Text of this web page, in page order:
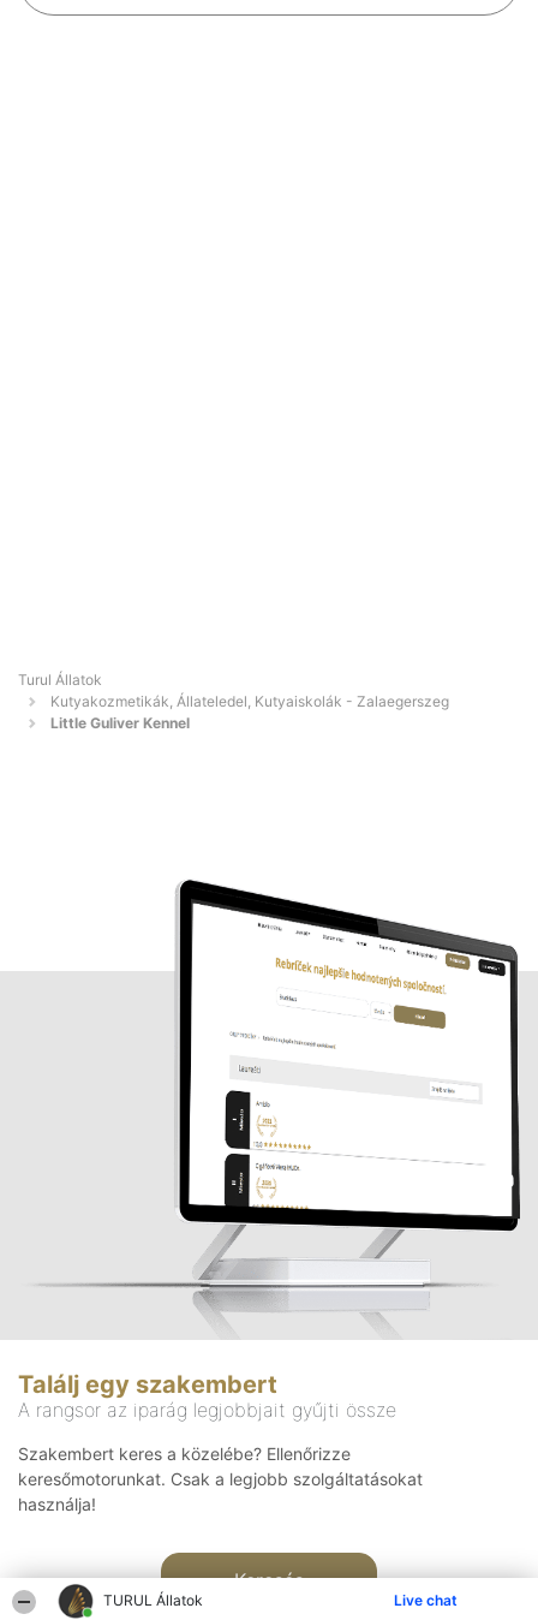
TURUL Állatok Live chat
Turul Állatok
Kutyakozmetikák, Állateledel, Kutyaiskolák - Zalaegerszeg
Little Guliver Kennel
Találj egy szakembert
A rangsor az iparág legjobbjait gyűjti össze
Szakembert keres a közelébe? Ellenőrizze
keresőmotorunkat. Csak a legjobb szolgáltatásokat
használja!
Keresés